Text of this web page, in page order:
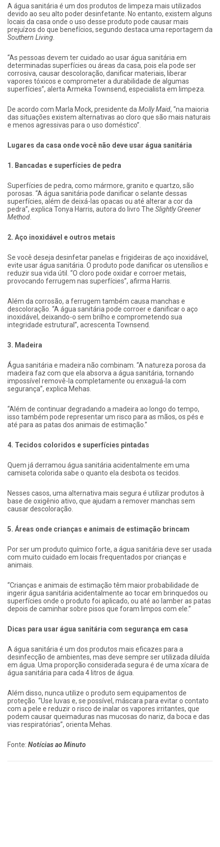
A água sanitária é um dos produtos de limpeza mais utilizados
devido ao seu alto poder desinfetante. No entanto, existem alguns
locais da casa onde o uso desse produto pode causar mais
prejuízos do que benefícios, segundo destaca uma reportagem da
Southern Living
“As pessoas devem ter cuidado ao usar água sanitária em
determinadas superfícies ou áreas da casa, pois ela pode ser
corrosiva, causar descoloração, danificar materiais, liberar
vapores tóxicos e comprometer a durabilidade de algumas
superfícies”, alerta Armeka Townsend, especialista em limpeza.
De acordo com Marla Mock, presidente da Molly Maid, “na maioria
das situações existem alternativas ao cloro que são mais naturais
e menos agressivas para o uso doméstico”.
Lugares da casa onde você não deve usar água sanitária
1. Bancadas e superfícies de pedra
Superfícies de pedra, como mármore, granito e quartzo, são
porosas. “A água sanitária pode danificar o selante dessas
superfícies, além de deixá-las opacas ou até alterar a cor da
pedra”, explica Tonya Harris, autora do livro The Slightly Greener
Method
2. Aço inoxidável e outros metais
Se você deseja desinfetar panelas e frigideiras de aço inoxidável,
evite usar água sanitária. O produto pode danificar os utensílios e
reduzir sua vida útil. “O cloro pode oxidar e corroer metais,
provocando ferrugem nas superfícies”, afirma Harris.
Além da corrosão, a ferrugem também causa manchas e
descoloração. “A água sanitária pode corroer e danificar o aço
inoxidável, deixando-o sem brilho e comprometendo sua
integridade estrutural”, acrescenta Townsend.
3. Madeira
Água sanitária e madeira não combinam. “A natureza porosa da
madeira faz com que ela absorva a água sanitária, tornando
impossível removê-la completamente ou enxaguá-la com
segurança”, explica Mehas.
“Além de continuar degradando a madeira ao longo do tempo,
isso também pode representar um risco para as mãos, os pés e
até para as patas dos animais de estimação.”
4. Tecidos coloridos e superfícies pintadas
Quem já derramou água sanitária acidentalmente em uma
camiseta colorida sabe o quanto ela desbota os tecidos.
Nesses casos, uma alternativa mais segura é utilizar produtos à
base de oxigênio ativo, que ajudam a remover manchas sem
causar descoloração.
5. Áreas onde crianças e animais de estimação brincam
Por ser um produto químico forte, a água sanitária deve ser usada
com muito cuidado em locais frequentados por crianças e
animais.
“Crianças e animais de estimação têm maior probabilidade de
ingerir água sanitária acidentalmente ao tocar em brinquedos ou
superfícies onde o produto foi aplicado, ou até ao lamber as patas
depois de caminhar sobre pisos que foram limpos com ele.”
Dicas para usar água sanitária com segurança em casa
A água sanitária é um dos produtos mais eficazes para a
desinfecção de ambientes, mas deve sempre ser utilizada diluída
em água. Uma proporção considerada segura é de uma xícara de
água sanitária para cada 4 litros de água.
Além disso, nunca utilize o produto sem equipamentos de
proteção. “Use luvas e, se possível, máscara para evitar o contato
com a pele e reduzir o risco de inalar os vapores irritantes, que
podem causar queimaduras nas mucosas do nariz, da boca e das
vias respiratórias”, orienta Mehas.
Fonte: Notícias ao Minuto